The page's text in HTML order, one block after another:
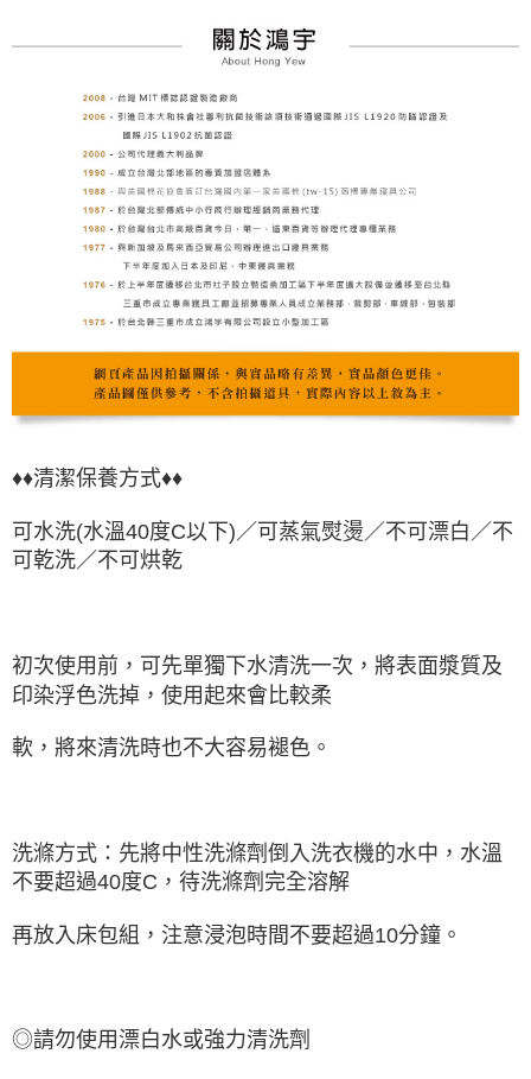
♦♦清潔保養方式♦♦
可水洗(水溫40度C以下)／可蒸氣熨燙／不可漂白／不
可乾洗／不可烘乾
初次使用前，可先單獨下水清洗一次，將表面漿質及
印染浮色洗掉，使用起來會比較柔
軟，將來清洗時也不大容易褪色。
洗滌方式：先將中性洗滌劑倒入洗衣機的水中，水溫
不要超過40度C，待洗滌劑完全溶解
再放入床包組，注意浸泡時間不要超過10分鐘。
◎請勿使用漂白水或強力清洗劑